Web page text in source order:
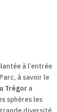
à l’entrée
à savoir le
Trégor a
sphères les